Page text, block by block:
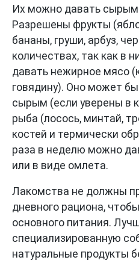
Их можно давать
Разрешены фрукты
бананы, груши, арбуз,
количествах, так как в
давать нежирное мясо
говядину). Оно может
сырым (если уверены в
рыба (лосось, минтай,
костей и термически
раза в неделю можно
или в виде омлета.
Лакомства не должны
дневного рациона,
основного питания.
специализированную
натуральные продукты